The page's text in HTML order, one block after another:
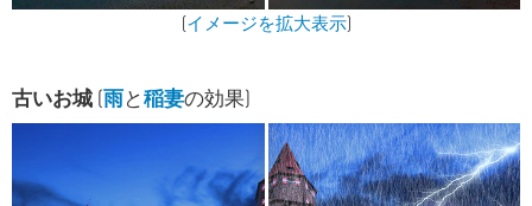
(イメージを拡大表示)
古いお城 (雨と稲妻の効果)